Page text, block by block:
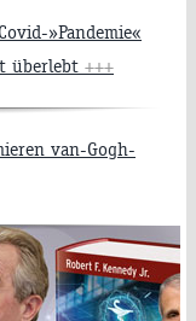
»Pandemie«
überlebt +++
van-Gogh-